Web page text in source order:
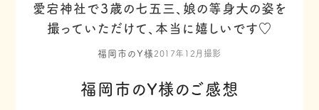
愛宕神社で３歳の七五三、娘の等身大の姿を
撮っていただけて、本当に嬉しいです♡
福岡市のY様 2017年12月撮影
福岡市のY様のご感想